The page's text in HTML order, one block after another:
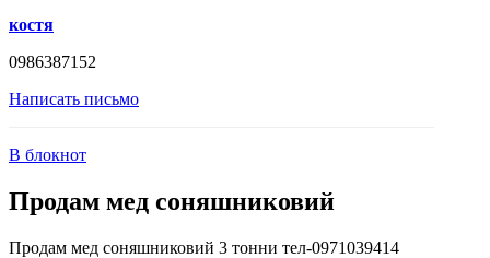
костя
0986387152
Написать письмо
В блокнот
Продам мед соняшниковий
Продам мед соняшниковий 3 тонни тел-0971039414